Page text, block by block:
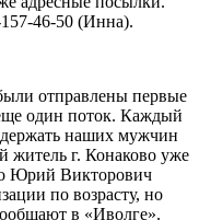
46-50 (Инна).
отправлены первые
один поток. Каждый
наших мужчин
житель г. Конаково уже
Юрий Викторович
по возрасту, но
в «Иволге».